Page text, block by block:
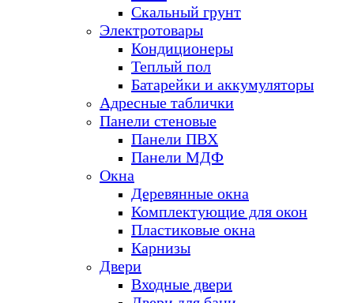
Скальный грунт
Электротовары
Кондиционеры
Теплый пол
Батарейки и аккумуляторы
Адресные таблички
Панели стеновые
Панели ПВХ
Панели МДФ
Окна
Деревянные окна
Комплектующие для окон
Пластиковые окна
Карнизы
Двери
Входные двери